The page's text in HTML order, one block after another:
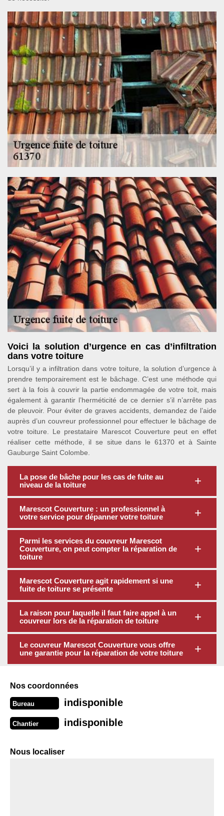
Voici la solution d’urgence en cas d’infiltration
dans votre toiture
Lorsqu’il y a infiltration dans votre toiture, la solution d’urgence à
prendre temporairement est le bâchage. C’est une méthode qui
sert à la fois à couvrir la partie endommagée de votre toit, mais
également à garantir l’herméticité de ce dernier s’il n’arrête pas
de pleuvoir. Pour éviter de graves accidents, demandez de l’aide
auprès d’un couvreur professionnel pour effectuer le bâchage de
votre toiture. Le prestataire Marescot Couverture peut en effet
réaliser cette méthode, il se situe dans le 61370 et à Sainte
Gauburge Saint Colombe.
La pose de bâche pour les cas de fuite au
niveau de la toiture
Marescot Couverture : un professionnel à
votre service pour dépanner votre toiture
Parmi les services du couvreur Marescot
Couverture, on peut compter la réparation de
toiture
Marescot Couverture agit rapidement si une
fuite de toiture se présente
La raison pour laquelle il faut faire appel à un
couvreur lors de la réparation de toiture
Le couvreur Marescot Couverture vous offre
une garantie pour la réparation de votre toiture
Nos coordonnées
Bureau indisponible
Chantier indisponible
Nous localiser